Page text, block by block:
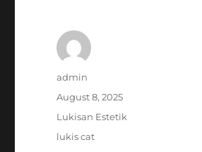
Author
admin
Posted
August 8, 2025
Categories
Lukisan Estetik
Tags
lukis cat